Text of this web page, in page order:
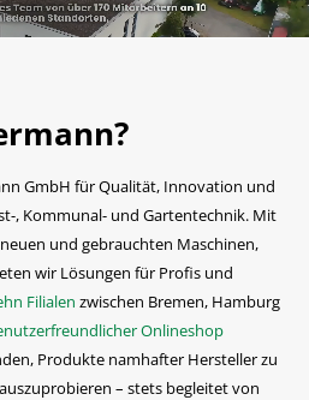
GmbH für Qualität, Innovation und
, Kommunal- und Gartentechnik. Mit
und gebrauchten Maschinen,
wir Lösungen für Profis und
Filialen zwischen Bremen, Hamburg
Onlineshop
Produkte namhafter Hersteller zu
– stets begleitet von